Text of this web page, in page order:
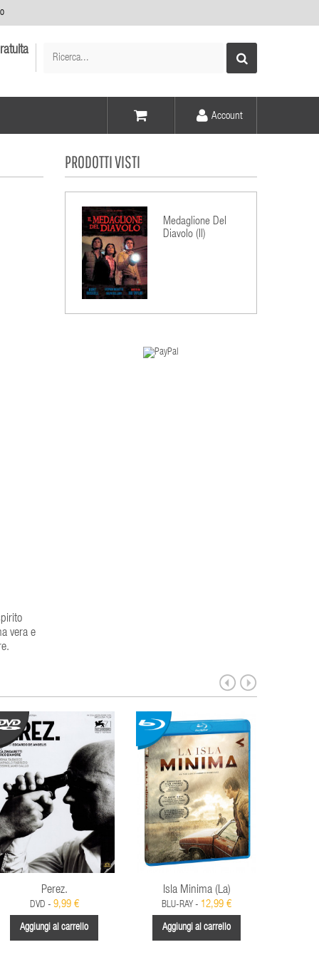
Elementi -
Account
vera e
PRODOTTI VISTI
Medaglione Del
Diavolo (Il)
Perez.
DVD - 9,99 €
Aggiungi al carrello
Isla Minima (La)
BLU-RAY - 12,99 €
Aggiungi al carrello